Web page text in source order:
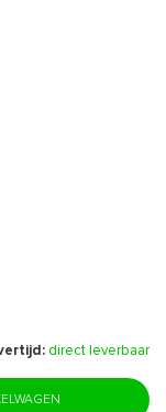
direct leverbaar